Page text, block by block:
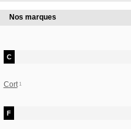
Nos marques
C
Cort1
F